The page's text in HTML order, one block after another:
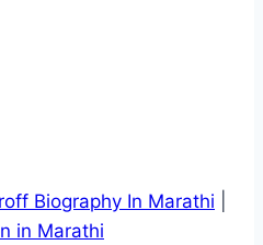
Biography In Marathi
in Marathi